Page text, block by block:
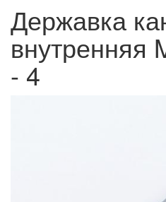
Державка
внутренняя
- 4